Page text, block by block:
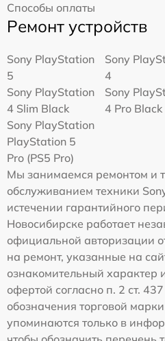
Способы оплаты
Ремонт устройств
Sony PlayStation
5
Sony
4
Sony PlayStation
4 Slim Black
Sony
4 Pro Black
Sony PlayStation
PlayStation 5
Pro (PS5 Pro)
Мы занимаемся ремонтом и
обслуживанием техники
истечении гарантийного
Новосибирске работает
официальной авторизации
на ремонт, указанные на
ознакомительный характер
офертой согласно п. 2 ст.
обозначения торговой
упоминаются только в